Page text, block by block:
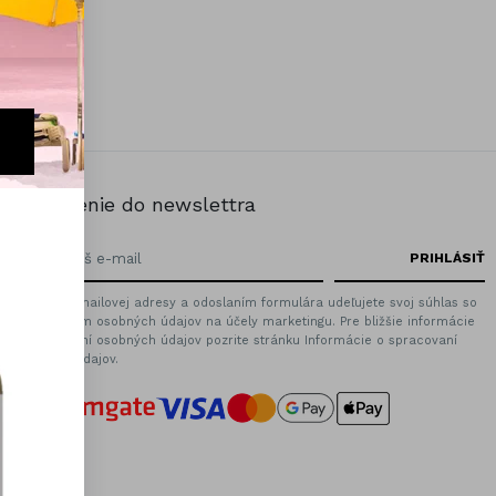
Prihlásenie do newslettra
Zadaním emailovej adresy a odoslaním formulára udeľujete svoj súhlas so
spracovaním osobných údajov na účely marketingu. Pre bližšie informácie
o spracovaní osobných údajov pozrite stránku Informácie o spracovaní
osobných údajov.